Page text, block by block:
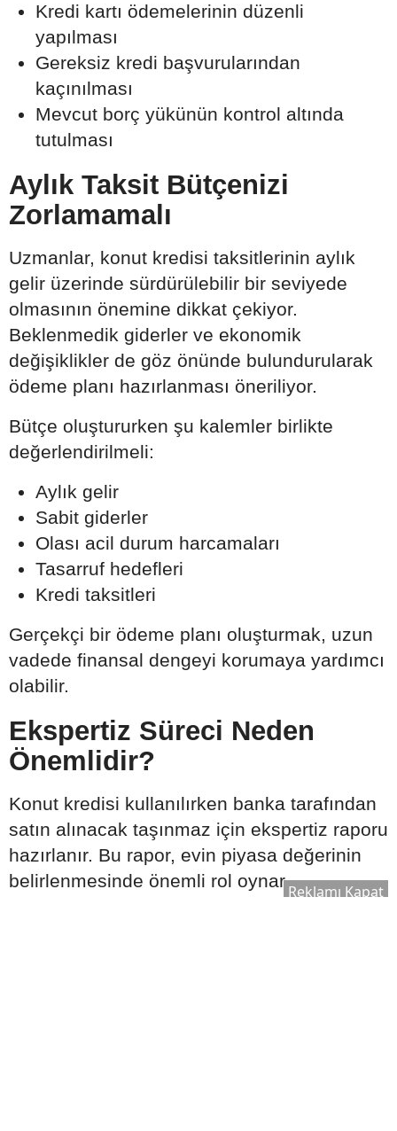
Kredi kartı ödemelerinin düzenli
yapılması
Gereksiz kredi başvurularından
kaçınılması
Mevcut borç yükünün kontrol altında
tutulması
Aylık Taksit Bütçenizi
Zorlamamalı
Uzmanlar, konut kredisi taksitlerinin aylık
gelir üzerinde sürdürülebilir bir seviyede
olmasının önemine dikkat çekiyor.
Beklenmedik giderler ve ekonomik
değişiklikler de göz önünde bulundurularak
ödeme planı hazırlanması öneriliyor.
Bütçe oluştururken şu kalemler birlikte
değerlendirilmeli:
Aylık gelir
Sabit giderler
Olası acil durum harcamaları
Tasarruf hedefleri
Kredi taksitleri
Gerçekçi bir ödeme planı oluşturmak, uzun
vadede finansal dengeyi korumaya yardımcı
olabilir.
Ekspertiz Süreci Neden
Önemlidir?
Konut kredisi kullanılırken banka tarafından
satın alınacak taşınmaz için ekspertiz raporu
hazırlanır. Bu rapor, evin piyasa değerinin
belirlenmesinde önemli rol oynar.
Reklamı Kapat